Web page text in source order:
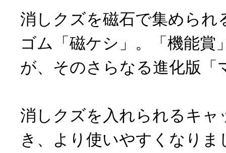
消しクズを磁石で集められ
ゴム「磁ケシ」。「機能賞
が、そのさらなる進化版「
消しクズを入れられるキャ
き、より使いやすくなりま